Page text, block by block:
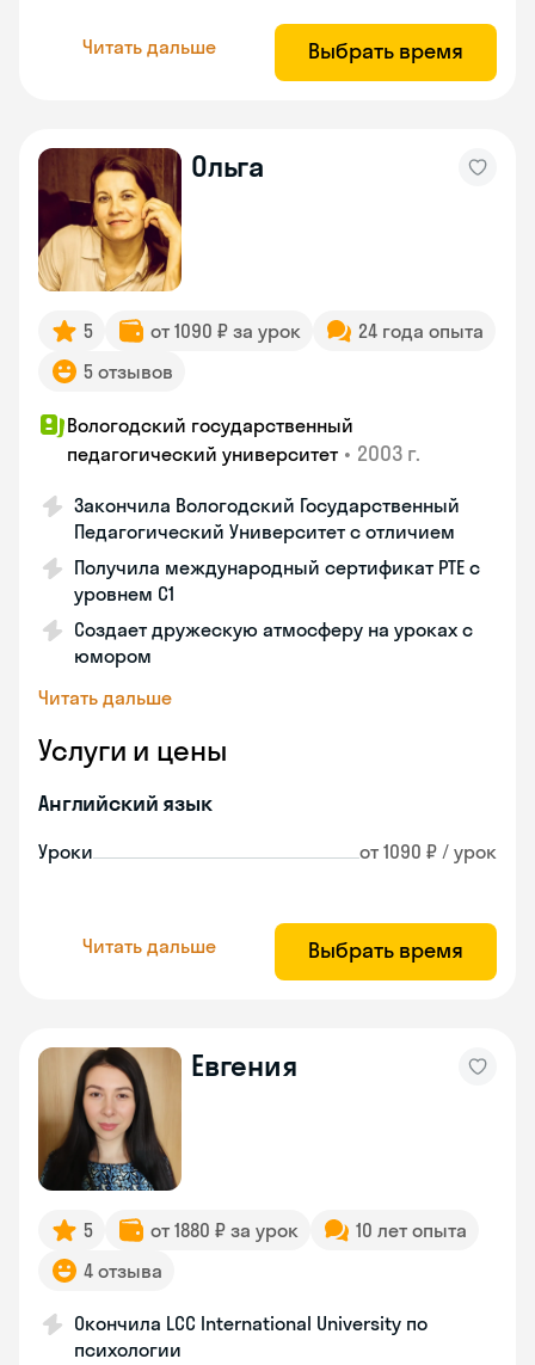
Читать дальше Выбрать время
Ольга
5 от 1090 ₽ за урок
24 года опыта
5 отзывов
Вологодский государственный
педагогический университет • 2003 г.
Закончила Вологодский Государственный
Педагогический Университет с отличием
Получила международный сертификат PTE с
уровнем C1
Создает дружескую атмосферу на уроках с
юмором
Читать дальше
Услуги и цены
Английский язык
Уроки от 1090 ₽ / урок
Читать дальше Выбрать время
Евгения
5 от 1880 ₽ за урок
10 лет опыта
4 отзыва
Окончила LCC International University по
психологии